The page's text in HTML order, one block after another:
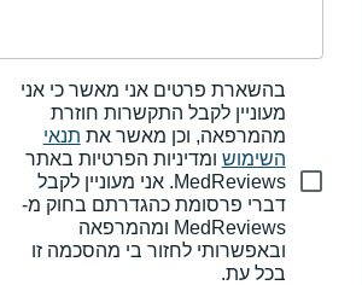
בהשארת פרטים אני מאשר כי אני
מעוניין לקבל התקשרות חוזרת
מהמרפאה, וכן מאשר את תנאי
השימוש ומדיניות הפרטיות באתר
MedReviews. אני מעוניין לקבל
דברי פרסומת כהגדרתם בחוק מ-
MedReviews ומהמרפאה
ובאפשרותי לחזור בי מהסכמה זו
בכל עת.